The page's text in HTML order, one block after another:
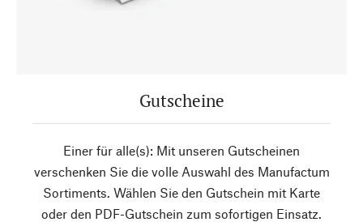
Gutscheine
Einer für alle(s): Mit unseren Gutscheinen
verschenken Sie die volle Auswahl des Manufactum
Sortiments. Wählen Sie den Gutschein mit Karte
oder den PDF-Gutschein zum sofortigen Einsatz.